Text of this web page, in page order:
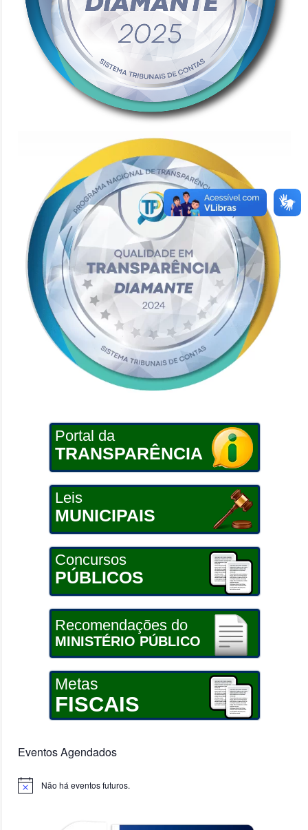
Portal da
TRANSPARÊNCIA
Leis
MUNICIPAIS
Concursos
PÚBLICOS
Recomendações do
MINISTÉRIO PÚBLICO
Metas
FISCAIS
Eventos Agendados
Notice Não há eventos futuros.